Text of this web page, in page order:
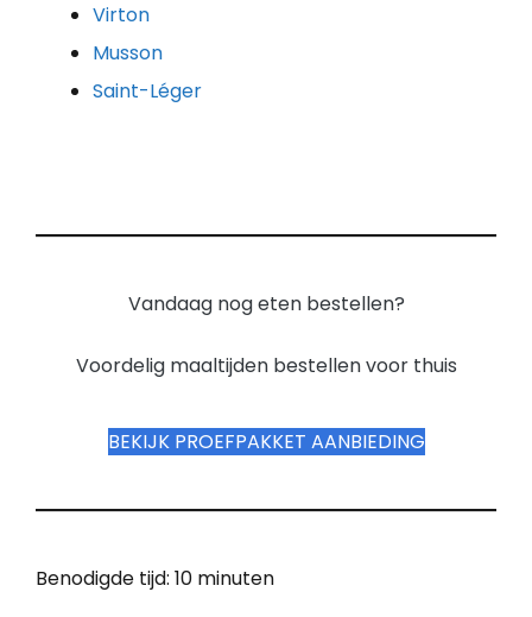
Virton
Musson
Saint-Léger
Vandaag nog eten bestellen?
Voordelig maaltijden bestellen voor thuis
BEKIJK PROEFPAKKET AANBIEDING
Benodigde tijd: 10 minuten